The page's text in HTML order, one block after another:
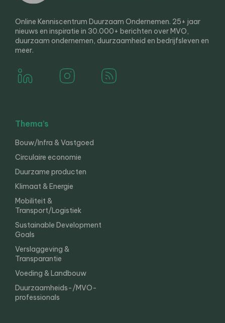
Online Kenniscentrum Duurzaam Ondernemen. 25+ jaar
nieuws en inspiratie in 30.000+ berichten over MVO,
duurzaam ondernemen, duurzaamheid en bedrijfsleven en
meer.
Thema’s
Bouw/Infra & Vastgoed
Circulaire economie
Duurzame producten
Klimaat & Energie
Mobiliteit &
Transport/Logistiek
Sustainable Development
Goals
Verslaggeving &
Transparantie
Voeding & Landbouw
Duurzaamheids-/MVO-
professionals